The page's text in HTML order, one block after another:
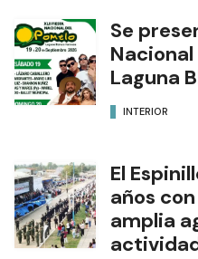
Se
Nacional
Laguna
INTERIOR
El
años
amplia